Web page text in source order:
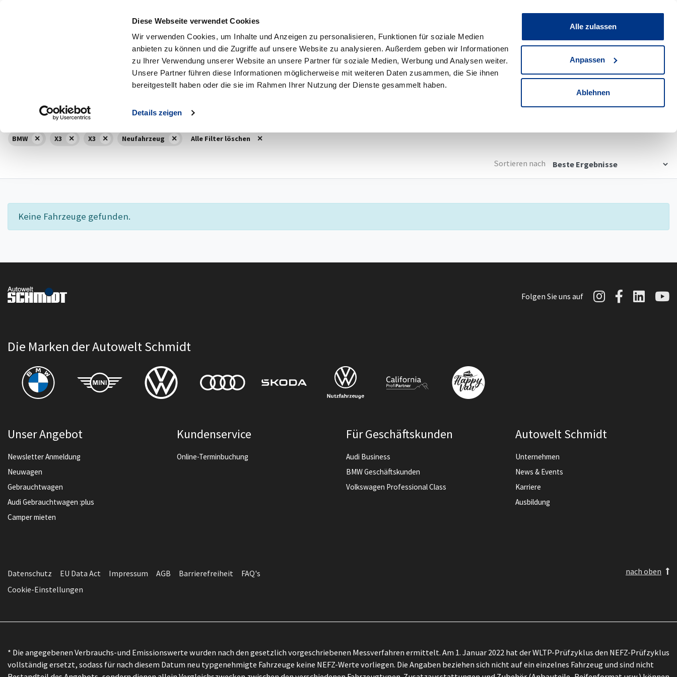
Diese Webseite verwendet Cookies
Wir verwenden Cookies, um Inhalte und Anzeigen zu personalisieren, Funktionen für soziale Medien
anbieten zu können und die Zugriffe auf unsere Website zu analysieren. Außerdem geben wir Informationen
zu Ihrer Verwendung unserer Website an unsere Partner für soziale Medien, Werbung und Analysen weiter.
Unsere Partner führen diese Informationen möglicherweise mit weiteren Daten zusammen, die Sie ihnen
bereitgestellt haben oder die sie im Rahmen Ihrer Nutzung der Dienste gesammelt haben.
Details zeigen
Alle zulassen
Anpassen
Ablehnen
Merkliste
Fahrzeuge 4Neuwagen 3Vorführwagen 162Gebrauchtwagen 124Jahreswagen
Marke
BMW Modell
Alle X3,X3 Kraftstoff
Alle Kraftstoffe Standort
Alle Standorte
BMW X3 X3 Neufahrzeug Alle Filter löschen
Sortieren nach
Keine Fahrzeuge gefunden.
Folgen Sie uns auf Autowelt
Die Marken der Autowelt Schmidt
Unser Angebot
Newsletter Anmeldung
Neuwagen
Gebrauchtwagen
Audi Gebrauchtwagen :plus
Camper mieten
Kundenservice
Online-Terminbuchung
Für Geschäftskunden
Audi Business
BMW Geschäftskunden
Volkswagen Professional Class
Autowelt Schmidt
Unternehmen
News & Events
Karriere
Ausbildung
Datenschutz EU Data Act Impressum AGB Barrierefreiheit
FAQ's
Cookie-Einstellungen
nach oben
* Die angegebenen Verbrauchs-und Emissionswerte wurden nach den gesetzlich vorgeschriebenen Messverfahren ermittelt. Am 1. Januar 2022 hat der WLTP-Prüfzyklus den NEFZ-Prüfzyklus
vollständig ersetzt, sodass für nach diesem Datum neu typgenehmigte Fahrzeuge keine NEFZ-Werte vorliegen. Die Angaben beziehen sich nicht auf ein einzelnes Fahrzeug und sind nicht